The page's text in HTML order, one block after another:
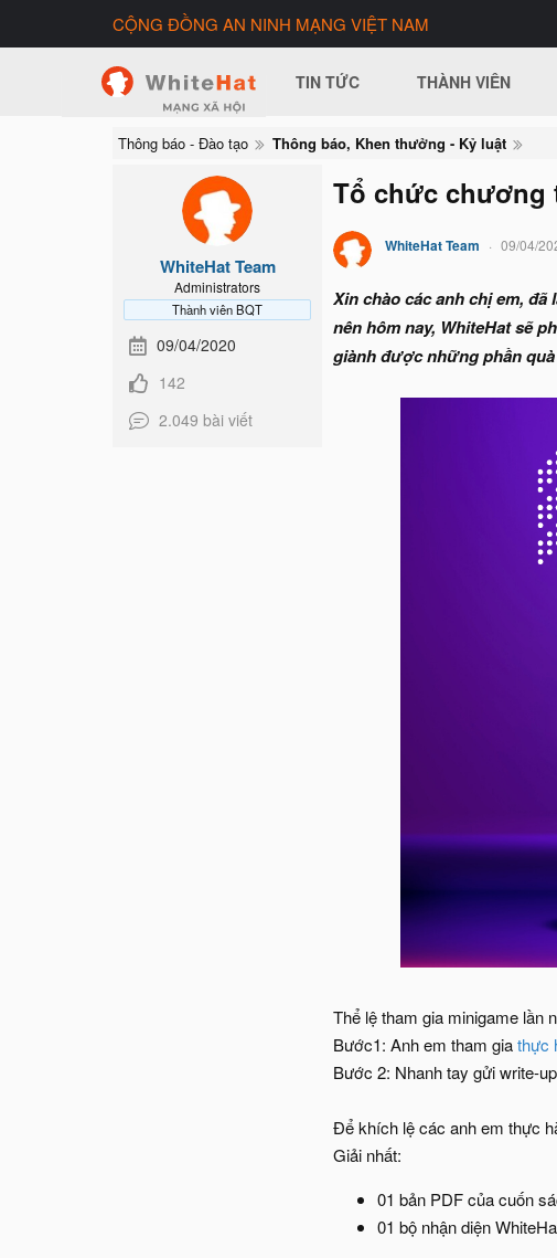
CỘNG ĐỒNG AN NINH MẠNG VIỆT NAM
TIN TỨC THÀNH VIÊN
Thông báo - Đào tạo Thông báo, Khen thưởng - Kỷ luật
WhiteHat Team
Administrators
Thành viên BQT
09/04/2020
142
2.049 bài viết
Tổ chức chương
WhiteHat Team 09/04/
Xin chào các anh chị em,
nên hôm nay, WhiteHat sẽ
giành được những phần
Thể lệ tham gia minigame lần
Bước1: Anh em tham giathực
Bước 2: Nhanh tay gửi write-
Để khích lệ các anh em thực
Giải nhất:
01 bản PDF của cuốn
01 bộ nhận diện